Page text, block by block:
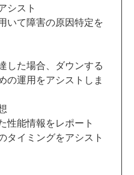
シスト
いて障害の原因特定を
した場合、ダウンする
の運用をアシストしま
性能情報をレポート
タイミングをアシスト